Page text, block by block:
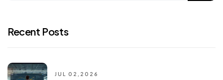
Recent Posts
JUL 02,2026